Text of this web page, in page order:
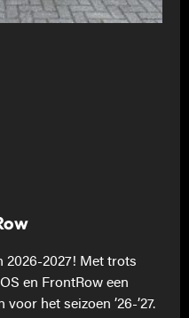
2026-2027! Met trots
en FrontRow een
het seizoen ’26-’27.